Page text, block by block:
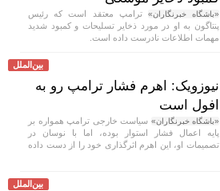
«باشگاه خبرنگاران» ترامپ معتقد است که رئیس
پنتاگون به او در مورد ذخایر تسلیحات و کمبود شدید
مهمات اطلاعات نادرست داده است.
بین‌الملل
نیوزویک: اهرم فشار ترامپ رو به
افول است
«باشگاه خبرنگاران» سیاست خارجی ترامپ همواره بر
پایه اعمال فشار استوار بوده، اما با نوسان در
تصمیمات او، این اهرم اثرگذاری خود را از دست داده
بین‌الملل